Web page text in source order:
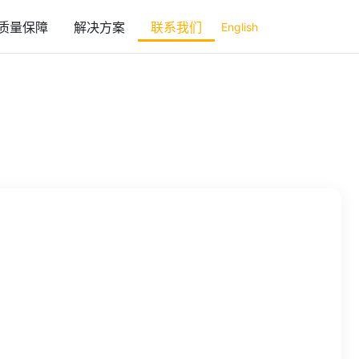
量保障 解决方案 联系我们 English